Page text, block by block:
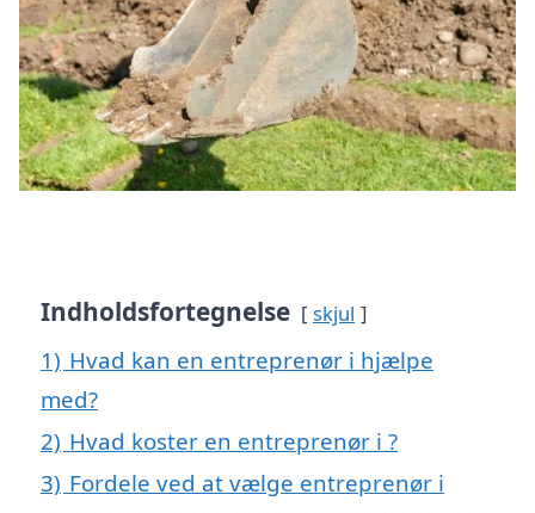
Indholdsfortegnelse skjul
1) Hvad kan en entreprenør i hjælpe
med?
2) Hvad koster en entreprenør i ?
3) Fordele ved at vælge entreprenør i